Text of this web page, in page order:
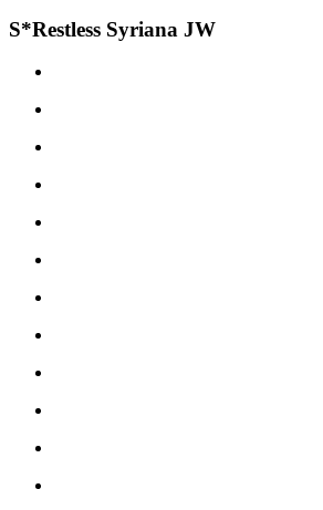
S*Restless Syriana JW